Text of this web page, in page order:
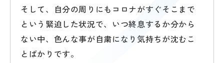
そして、自分の周りにもコロナがすぐそこまで
という緊迫した状況で、いつ終息するか分から
ない中、色んな事が自粛になり気持ちが沈むこ
とばかりです。